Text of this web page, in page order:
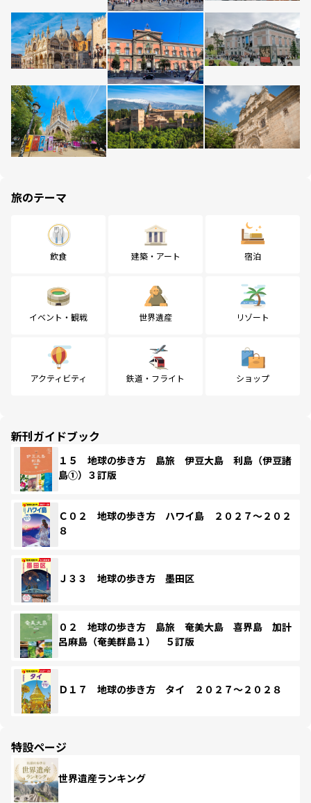
旅のテーマ
飲食 建築・アート 宿泊
イベント・観戦 世界遺産 リゾート
アクティビティ 鉄道・フライト ショップ
新刊ガイドブック
１５ 地球の歩き方 島旅 伊豆大島 利島（伊豆諸
島①）３訂版
Ｃ０２ 地球の歩き方 ハワイ島 ２０２７～２０２
８
Ｊ３３ 地球の歩き方 墨田区
０２ 地球の歩き方 島旅 奄美大島 喜界島 加計
呂麻島（奄美群島１） ５訂版
Ｄ１７ 地球の歩き方 タイ ２０２７～２０２８
特設ページ
世界遺産ランキング